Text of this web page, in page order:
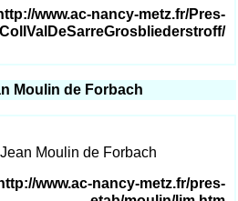
www.ac-nancy-metz.fr/Pres-
Moulin de Forbach
Moulin de Forbach
http://www.ac-nancy-metz.fr/pres-